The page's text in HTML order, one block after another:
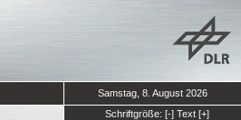
Samstag, 8. August 2026
Schriftgröße: [-] Text [+]